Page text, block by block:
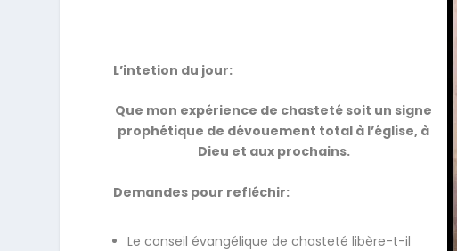
L’intetion du jour:
Que mon expérience de chasteté soit un signe
prophétique de dévouement total à l’église, à
Dieu et aux prochains.
Demandes pour refléchir:
Le conseil évangélique de chasteté libère-t-il